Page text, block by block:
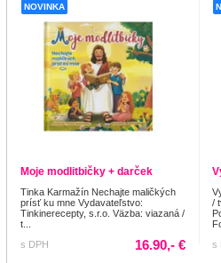
NOVINKA
Moje modlitbičky + darček
Tinka Karmažín Nechajte maličkých
prísť ku mne Vydavateľstvo:
Tinkinerecepty, s.r.o. Väzba: viazaná /
t...
s DPH
16.90,- €
/
s